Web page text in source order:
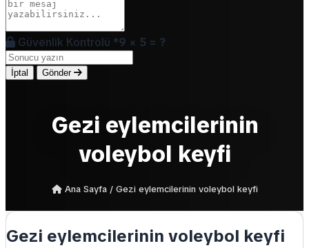
Güvenlik Kontrolü *9 × 5 = ?
İptal Gönder
Gezi eylemcilerinin
voleybol keyfi
Ana Sayfa /Gezi eylemcilerinin voleybol keyfi
Gezi eylemcilerinin voleybol keyfi